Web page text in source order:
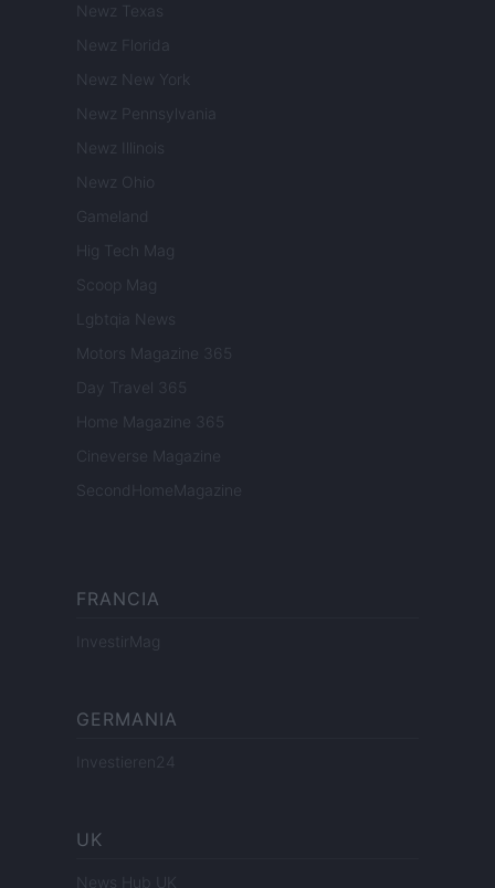
Newz Texas
Newz Florida
Newz New York
Newz Pennsylvania
Newz Illinois
Newz Ohio
Gameland
Hig Tech Mag
Scoop Mag
Lgbtqia News
Motors Magazine 365
Day Travel 365
Home Magazine 365
Cineverse Magazine
SecondHomeMagazine
FRANCIA
InvestirMag
GERMANIA
Investieren24
UK
News Hub UK